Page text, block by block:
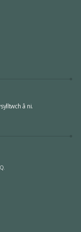
â ni.